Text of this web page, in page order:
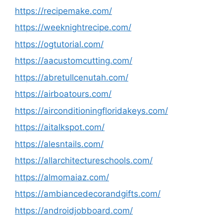
https://recipemake.com/
https://weeknightrecipe.com/
https://ogtutorial.com/
https://aacustomcutting.com/
https://abretullcenutah.com/
https://airboatours.com/
https://airconditioningfloridakeys.com/
https://aitalkspot.com/
https://alesntails.com/
https://allarchitectureschools.com/
https://almomaiaz.com/
https://ambiancedecorandgifts.com/
https://androidjobboard.com/